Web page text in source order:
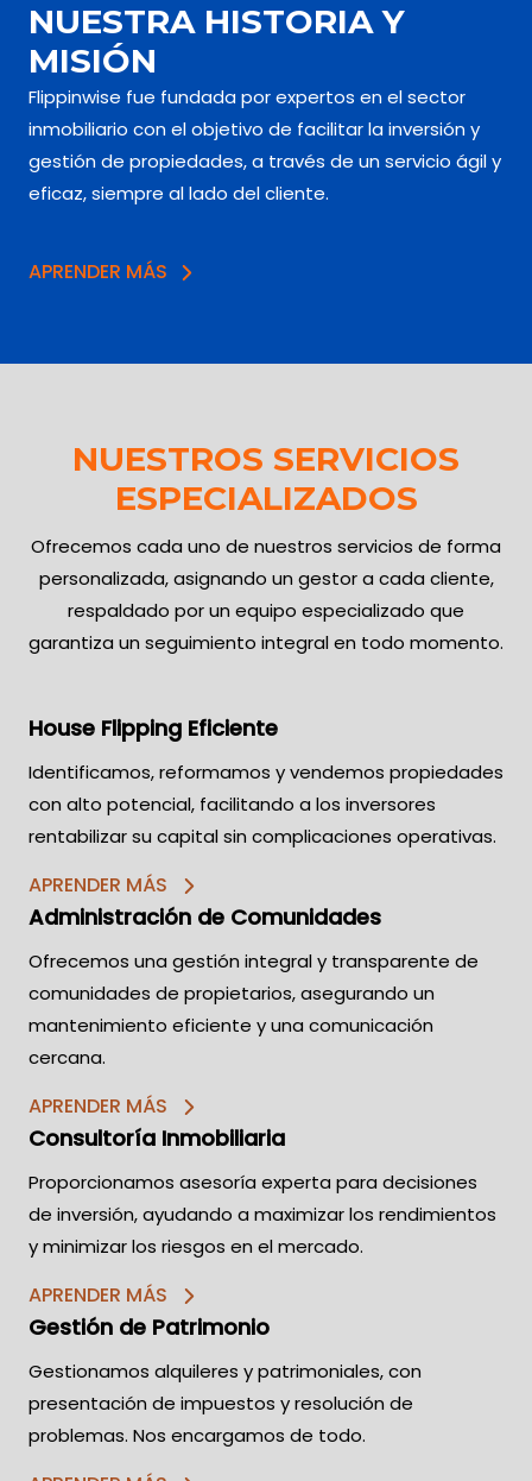
NUESTRA HISTORIA Y
MISIÓN
Flippinwise fue fundada por expertos en el sector
inmobiliario con el objetivo de facilitar la inversión y
gestión de propiedades, a través de un servicio ágil y
eficaz, siempre al lado del cliente.
APRENDER MÁS
NUESTROS SERVICIOS
ESPECIALIZADOS
Ofrecemos cada uno de nuestros servicios de forma
personalizada, asignando un gestor a cada cliente,
respaldado por un equipo especializado que
garantiza un seguimiento integral en todo momento.
House Flipping Eficiente
Identificamos, reformamos y vendemos propiedades
con alto potencial, facilitando a los inversores
rentabilizar su capital sin complicaciones operativas.
APRENDER MÁS
Administración de Comunidades
Ofrecemos una gestión integral y transparente de
comunidades de propietarios, asegurando un
mantenimiento eficiente y una comunicación
cercana.
APRENDER MÁS
Consultoría Inmobiliaria
Proporcionamos asesoría experta para decisiones
de inversión, ayudando a maximizar los rendimientos
y minimizar los riesgos en el mercado.
APRENDER MÁS
Gestión de Patrimonio
Gestionamos alquileres y patrimoniales, con
presentación de impuestos y resolución de
problemas. Nos encargamos de todo.